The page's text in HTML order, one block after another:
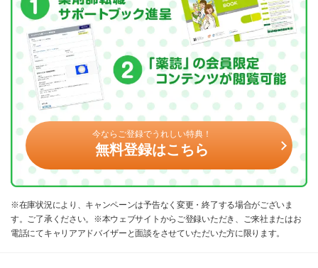
今ならご登録でうれしい特典！
無料登録はこちら
※在庫状況により、キャンペーンは予告なく変更・終了する場合がございま
す。ご了承ください。※本ウェブサイトからご登録いただき、ご来社またはお
電話にてキャリアアドバイザーと面談をさせていただいた方に限ります。